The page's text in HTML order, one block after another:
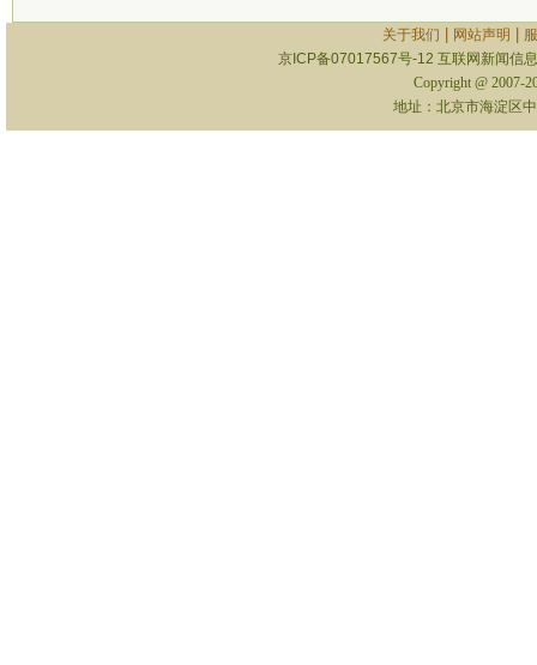
关于我们 网站声明
京ICP备07017567号-12 互联网新闻信
Copyright @ 2007-
地址：北京市海淀区